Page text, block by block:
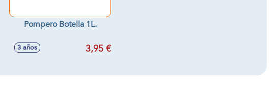
Pompero Botella 1L.
3 años 3,95 €